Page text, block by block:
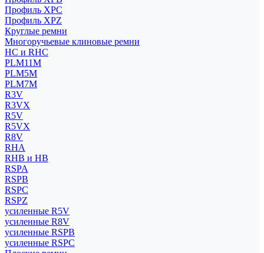
Профиль XPC
Профиль XPZ
Круглые ремни
Многоручьевые клиновые ремни
HC и RHC
PLM11M
PLM5M
PLM7M
R3V
R3VX
R5V
R5VX
R8V
RHA
RHB и HB
RSPA
RSPB
RSPC
RSPZ
усиленные R5V
усиленные R8V
усиленные RSPB
усиленные RSPC